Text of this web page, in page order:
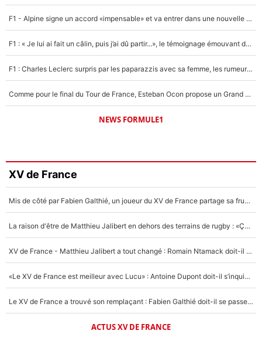
F1 - Alpine signe un accord «impensable» et va entrer dans une nouvelle dimension : Grande nouvelle pour Pierre Gasly !
F1 : « Je lui ai fait un câlin, puis j’ai dû partir...», le témoignage émouvant de Max Verstappen sur sa fille
F1 : Charles Leclerc surpris par les paparazzis avec sa femme, les rumeurs étaient vraies !
Comme pour le final du Tour de France, Esteban Ocon propose un Grand Prix de Formule 1 à Paris : «Autour de l’Arc de Triomphe, ce serait génial» !
NEWS FORMULE1
XV de France
Mis de côté par Fabien Galthié, un joueur du XV de France partage sa frustration : «ils ne me l’ont pas dit tout de suite»
La raison d'être de Matthieu Jalibert en dehors des terrains de rugby : «Ça m'atteint autant que si tu touches à un membre de ma famille»
XV de France - Matthieu Jalibert a tout changé : Romain Ntamack doit-il s’inquiéter pour sa place à un an de la Coupe du monde ?
«Le XV de France est meilleur avec Lucu» : Antoine Dupont doit-il s’inquiéter pour sa place ?
Le XV de France a trouvé son remplaçant : Fabien Galthié doit-il se passer d'Antoine Dupont ?
ACTUS XV DE FRANCE